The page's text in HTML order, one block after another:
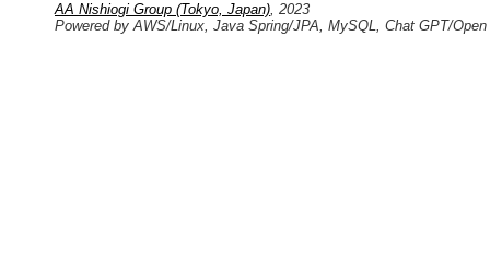
AA Nishiogi Group (Tokyo, Japan), 2023
Powered by AWS/Linux, Java Spring/JPA, MySQL, Chat GPT/